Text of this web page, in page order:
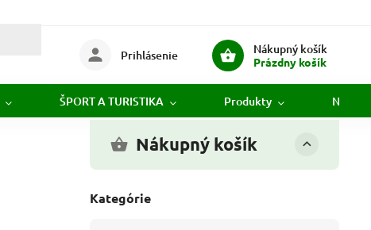
Nákupný košík
Prázdny košík
Prihlásenie
ŠPORT A TURISTIKA Produkty
Nákupný košík
Kategórie